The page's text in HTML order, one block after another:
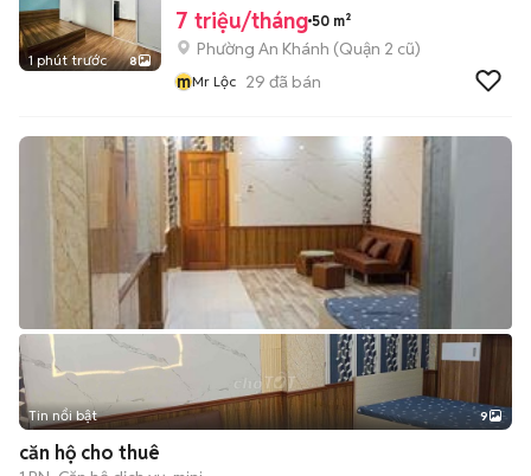
1 phút trước 8
7 triệu/tháng 50 m²
Phường An Khánh (Quận 2 cũ)
mMr Lộc 29 đã bán
+2
Tin nổi bật 9
căn hộ cho thuê